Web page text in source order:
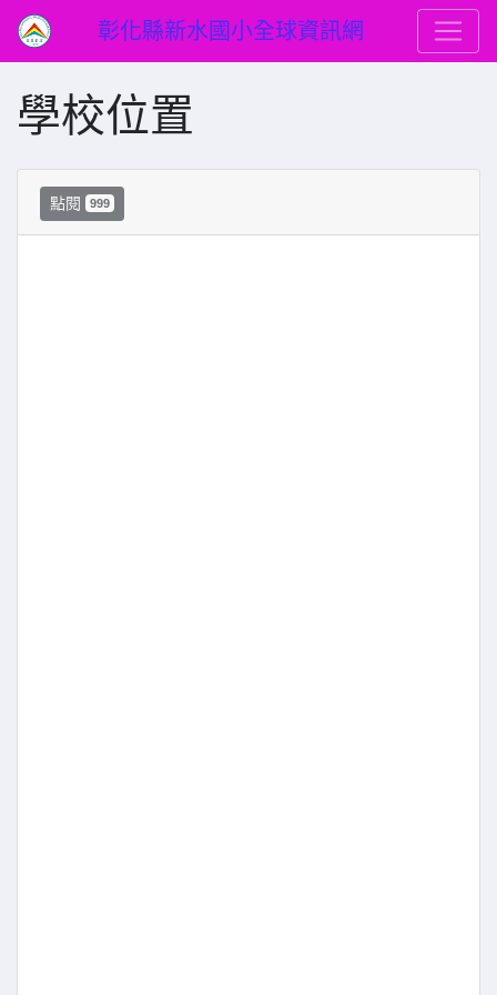
彰化縣新水國小全球資訊網
學校位置
點閱 999